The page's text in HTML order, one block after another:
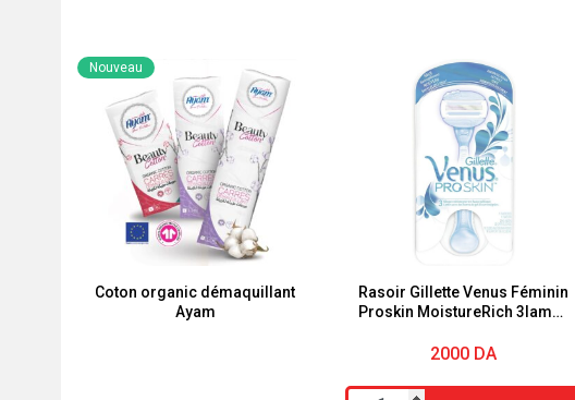
Coton organic démaquillant
Ayam
Nouveau
Rasoir Gillette Venus Féminin
Proskin MoistureRich 3lames
raser intégrées
2000 DA